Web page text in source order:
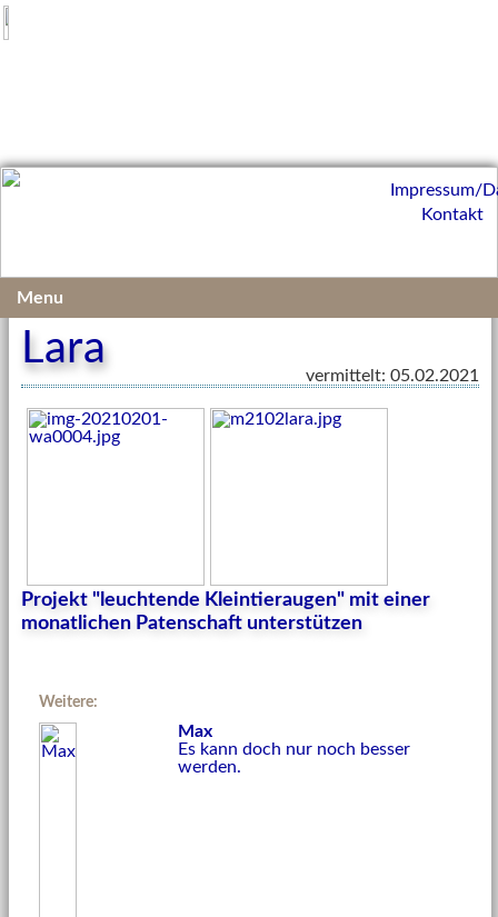
Vermittelte Kleintiere 2021
Lara
vermittelt: 05.02.2021
Projekt "leuchtende Kleintieraugen" mit einer
monatlichen Patenschaft unterstützen
Weitere:
Max
Es kann doch nur noch besser
werden.
Impressum/
Kontakt
Menu